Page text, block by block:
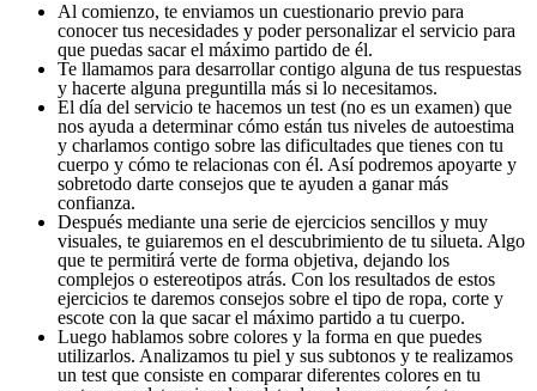
Al comienzo, te enviamos un cuestionario previo para
conocer tus necesidades y poder personalizar el servicio para
que puedas sacar el máximo partido de él.
Te llamamos para desarrollar contigo alguna de tus respuestas
y hacerte alguna preguntilla más si lo necesitamos.
El día del servicio te hacemos un test (no es un examen) que
nos ayuda a determinar cómo están tus niveles de autoestima
y charlamos contigo sobre las dificultades que tienes con tu
cuerpo y cómo te relacionas con él. Así podremos apoyarte y
sobretodo darte consejos que te ayuden a ganar más
confianza.
Después mediante una serie de ejercicios sencillos y muy
visuales, te guiaremos en el descubrimiento de tu silueta. Algo
que te permitirá verte de forma objetiva, dejando los
complejos o estereotipos atrás. Con los resultados de estos
ejercicios te daremos consejos sobre el tipo de ropa, corte y
escote con la que sacar el máximo partido a tu cuerpo.
Luego hablamos sobre colores y la forma en que puedes
utilizarlos. Analizamos tu piel y sus subtonos y te realizamos
un test que consiste en comparar diferentes colores en tu